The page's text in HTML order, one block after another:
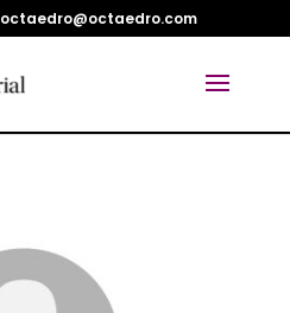
octaedro@octaedro.com